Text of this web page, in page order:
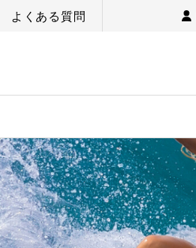
よくある質問